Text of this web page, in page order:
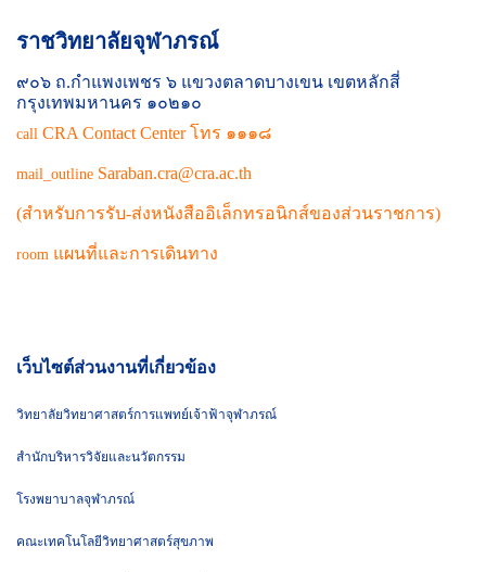
ราชวิทยาลัยจุฬาภรณ์
๙๐๖ ถ.กำแพงเพชร ๖ แขวงตลาดบางเขน เขตหลักสี่
กรุงเทพมหานคร ๑๐๒๑๐
call CRA Contact Center โทร ๑๑๑๘
mail_outline Saraban.cra@cra.ac.th
(สำหรับการรับ-ส่งหนังสืออิเล็กทรอนิกส์ของส่วนราชการ)
room แผนที่และการเดินทาง
เว็บไซต์ส่วนงานที่เกี่ยวข้อง
วิทยาลัยวิทยาศาสตร์การแพทย์เจ้าฟ้าจุฬาภรณ์
สำนักบริหารวิจัยและนวัตกรรม
โรงพยาบาลจุฬาภรณ์
คณะเทคโนโลยีวิทยาศาสตร์สุขภาพ